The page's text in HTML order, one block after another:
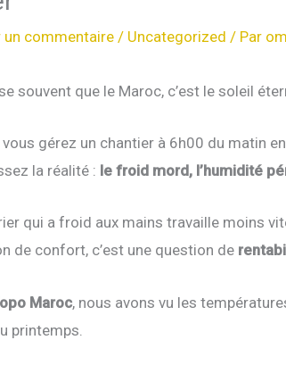
un commentaire / Uncategorized / Par
souvent que le Maroc, c’est le soleil
gérez un chantier à 6h00 du matin
la réalité : le froid mord, l’humidité
qui a froid aux mains travaille moins
de confort, c’est une question de
Maroc, nous avons vu les
printemps.